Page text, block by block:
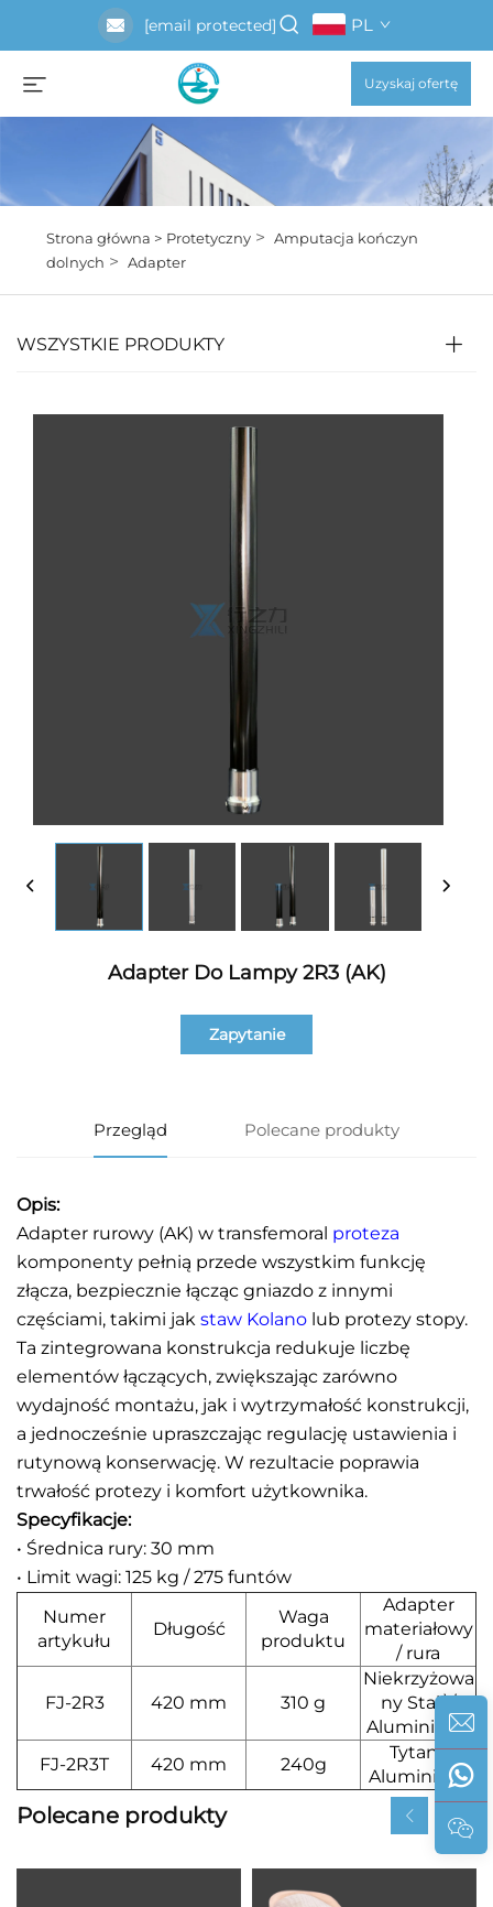
[email protected] PL
Uzyskaj ofertę
Strona główna > Protetyczny> Amputacja kończyn
dolnych > Adapter
WSZYSTKIE PRODUKTY
Adapter Do Lampy 2R3 (AK)
Zapytanie
Przegląd Polecane produkty
Opis:
Adapter rurowy (AK) w transfemoral proteza
komponenty pełnią przede wszystkim funkcję
złącza, bezpiecznie łącząc gniazdo z innymi
częściami, takimi jak staw Kolano lub protezy stopy.
Ta zintegrowana konstrukcja redukuje liczbę
elementów łączących, zwiększając zarówno
wydajność montażu, jak i wytrzymałość konstrukcji,
a jednocześnie upraszczając regulację ustawienia i
rutynową konserwację. W rezultacie poprawia
trwałość protezy i komfort użytkownika.
Specyfikacje:
• Średnica rury: 30 mm
• Limit wagi: 125 kg / 275 funtów
Numer
artykułu
Długość
Waga
produktu
Adapter
materiałowy
/ rura
FJ-2R3 420 mm 310 g
Niekrzyżowa
ny Stal \/
Aluminiowy
FJ-2R3T
420 mm 240g
Tytan /
Aluminium
Polecane produkty